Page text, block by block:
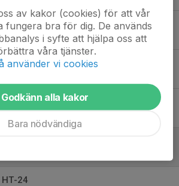
halltid med start 6 september
0
2025
24
av kakor (cookies) för att vår
fungera bra för dig. De används
i syfte att hjälpa oss att
våra tjänster.
använder vi cookies
Godkänn alla kakor
Bara nödvändiga